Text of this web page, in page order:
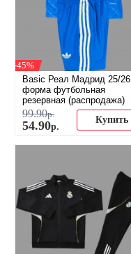
-45%
Basic Реал Мадрид 25/26
форма футбольная
резервная (распродажа)
99.90р.
54.90р.
Купить